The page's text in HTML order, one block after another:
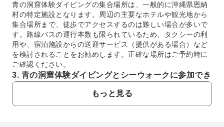
青の洞窟体験ダイビングの集合場所は、一般的に沖縄県恩納
村の特定施設となります。周辺の主要なホテルや観光地から
集合場所まで、徒歩でアクセスするのは難しい場合が多いで
す。路線バスの運行本数も限られているため、タクシーの利
用や、宿泊施設からの送迎サービス（提供がある場合）など
を検討されることをお勧めします。正確な場所はご予約時に
ご確認ください。
3. 青の洞窟体験ダイビングとシーウォークに参加でき
ない健康上の条件はありますか？
青の洞窟体験ダイビングとシーウォークには、安全上の理由
から参加いただけない健康上の条件がいくつかあります。主
もっと見る